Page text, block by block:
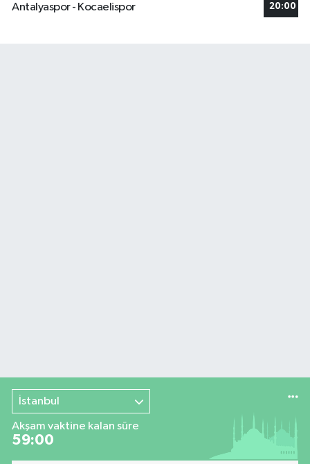
Antalyaspor - Kocaelispor 20:00
İstanbul
Akşam vaktine kalan süre
58:59